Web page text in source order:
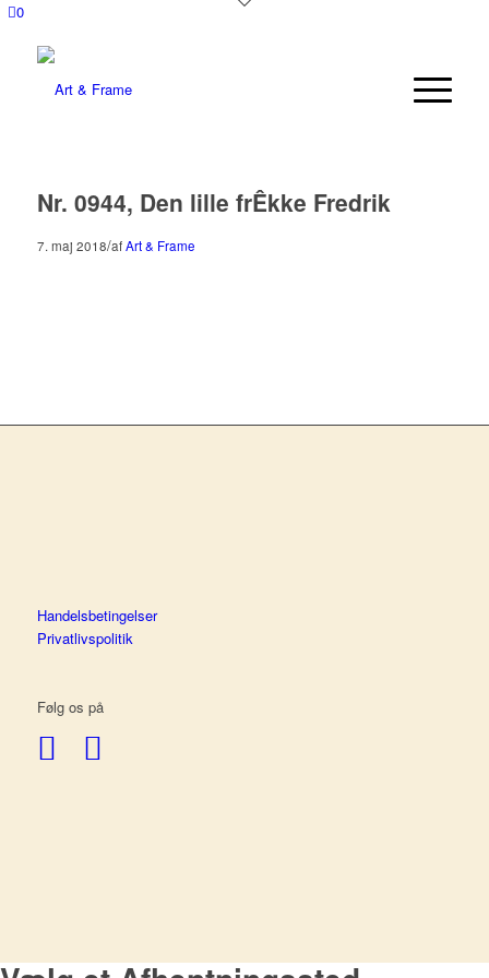
0
Nr. 0944, Den lille frÊkke Fredrik
7. maj 2018/afArt & Frame
Handelsbetingelser
Privatlivspolitik
Følg os på